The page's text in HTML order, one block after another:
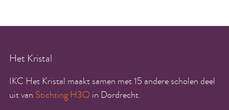
Het Kristal
IKC Het Kristal maakt samen met 15 andere scholen deel
uit van Stichting H3O in Dordrecht.